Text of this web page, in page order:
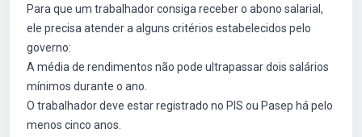
Para que um trabalhador consiga receber o abono salarial,
ele precisa atender a alguns critérios estabelecidos pelo
governo:
A média de rendimentos não pode ultrapassar dois salários
mínimos durante o ano.
O trabalhador deve estar registrado no PIS ou Pasep há pelo
menos cinco anos.